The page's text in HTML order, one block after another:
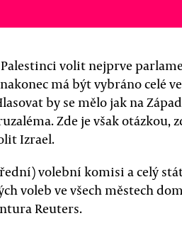
volit nejprve
má být vybráno celé
by se mělo jak na
Zde je však otázkou,
Izrael.
volební komisi a celý
voleb ve všech městech
Reuters.